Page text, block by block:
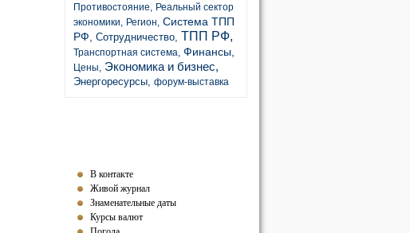
Противостояние, Реальный сектор
экономики, Регион, Система ТПП
РФ, Сотрудничество, ТПП РФ,
Транспортная система, Финансы,
Цены, Экономика и бизнес,
Энергоресурсы, форум-выставка
В контакте
Живой журнал
Знаменательные даты
Курсы валют